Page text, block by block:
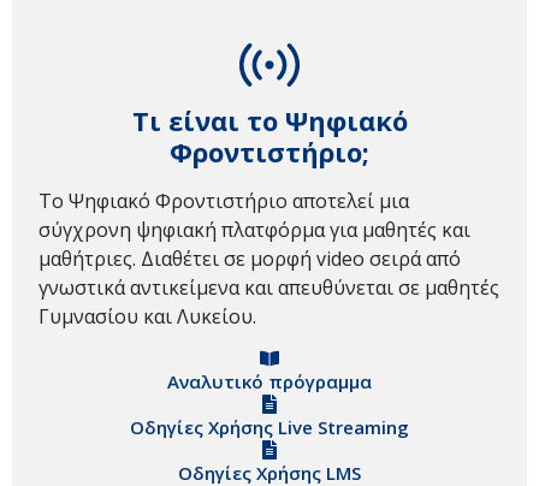
Τι είναι το Ψηφιακό
Φροντιστήριο;
Το Ψηφιακό Φροντιστήριο αποτελεί μια
σύγχρονη ψηφιακή πλατφόρμα για μαθητές και
μαθήτριες. Διαθέτει σε μορφή video σειρά από
γνωστικά αντικείμενα και απευθύνεται σε μαθητές
Γυμνασίου και Λυκείου.
Αναλυτικό πρόγραμμα
Οδηγίες Χρήσης Live Streaming
Οδηγίες Χρήσης LMS